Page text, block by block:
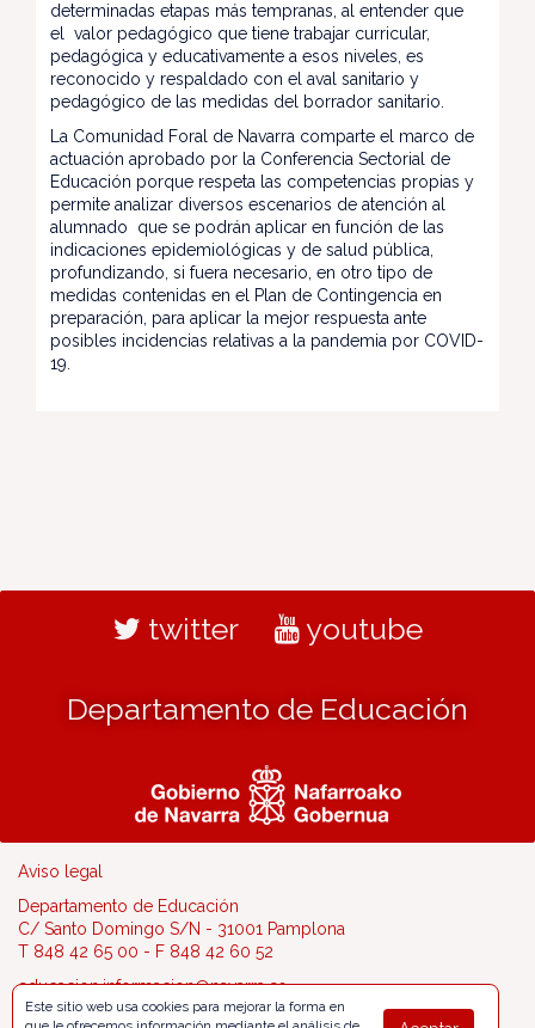
determinadas etapas más tempranas, al entender que
el valor pedagógico que tiene trabajar curricular,
pedagógica y educativamente a esos niveles, es
reconocido y respaldado con el aval sanitario y
pedagógico de las medidas del borrador sanitario.
La Comunidad Foral de Navarra comparte el marco de
actuación aprobado por la Conferencia Sectorial de
Educación porque respeta las competencias propias y
permite analizar diversos escenarios de atención al
alumnado que se podrán aplicar en función de las
indicaciones epidemiológicas y de salud pública,
profundizando, si fuera necesario, en otro tipo de
medidas contenidas en el Plan de Contingencia en
preparación, para aplicar la mejor respuesta ante
posibles incidencias relativas a la pandemia por COVID-
19.
twitter youtube
Departamento de Educación
Aviso legal
Departamento de Educación
C/ Santo Domingo S/N - 31001 Pamplona
T 848 42 65 00 - F 848 42 60 52
educacion.informacion@navarra.es
Este sitio web usa cookies para mejorar la forma en